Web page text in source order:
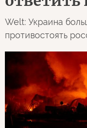
Welt: Украина
противостоять